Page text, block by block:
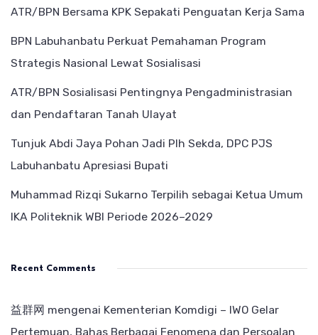
ATR/BPN Bersama KPK Sepakati Penguatan Kerja Sama
BPN Labuhanbatu Perkuat Pemahaman Program
Strategis Nasional Lewat Sosialisasi
ATR/BPN Sosialisasi Pentingnya Pengadministrasian
dan Pendaftaran Tanah Ulayat
Tunjuk Abdi Jaya Pohan Jadi Plh Sekda, DPC PJS
Labuhanbatu Apresiasi Bupati
Muhammad Rizqi Sukarno Terpilih sebagai Ketua Umum
IKA Politeknik WBI Periode 2026–2029
Recent Comments
益群网 mengenai Kementerian Komdigi – IWO Gelar
Pertemuan, Bahas Berbagai Fenomena dan Persoalan